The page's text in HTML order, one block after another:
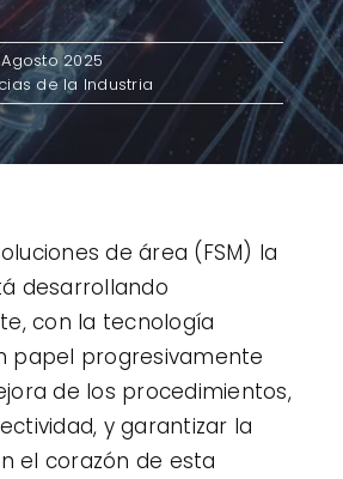
2025
de la Industria
de área (FSM) la
desarrollando
con la tecnología
papel progresivamente
de los procedimientos,
y garantizar la
el corazón de esta